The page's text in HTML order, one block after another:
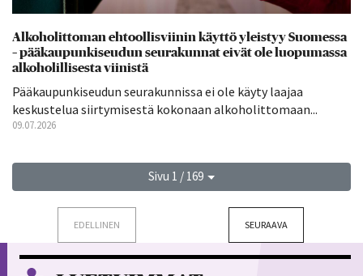
Alkoholittoman ehtoollisviinin käyttö yleistyy Suomessa
– pääkaupunkiseudun seurakunnat eivät ole luopumassa
alkoholillisesta viinistä
Pääkaupunkiseudun seurakunnissa ei ole käyty laajaa
keskustelua siirtymisestä kokonaan alkoholittomaan...
09.07.2026
Sivu 1 / 169
EDELLINEN SEURAAVA